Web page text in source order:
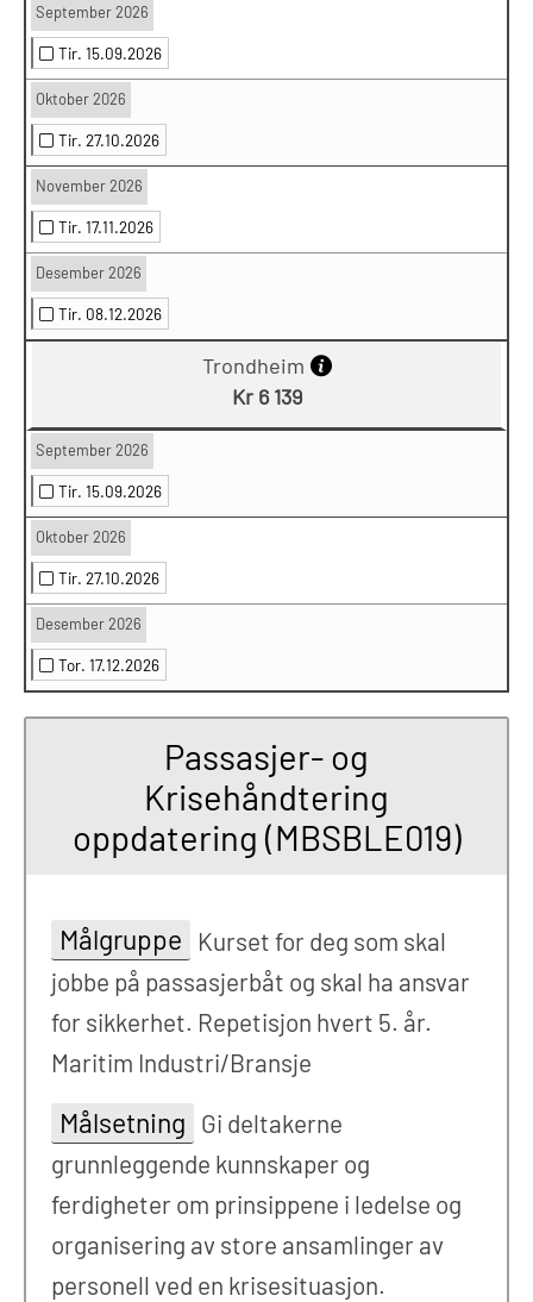
September 2026
Tir. 15.09.2026
Oktober 2026
Tir. 27.10.2026
November 2026
Tir. 17.11.2026
Desember 2026
Tir. 08.12.2026
Trondheim
Kr 6 139
September 2026
Tir. 15.09.2026
Oktober 2026
Tir. 27.10.2026
Desember 2026
Tor. 17.12.2026
Passasjer- og
Krisehåndtering
oppdatering (MBSBLE019)
Målgruppe
Kurset for deg som skal
jobbe på passasjerbåt og skal ha ansvar
for sikkerhet. Repetisjon hvert 5. år.
Maritim Industri/Bransje
Målsetning Gi deltakerne
grunnleggende kunnskaper og
ferdigheter om prinsippene i ledelse og
organisering av store ansamlinger av
personell ved en krisesituasjon.